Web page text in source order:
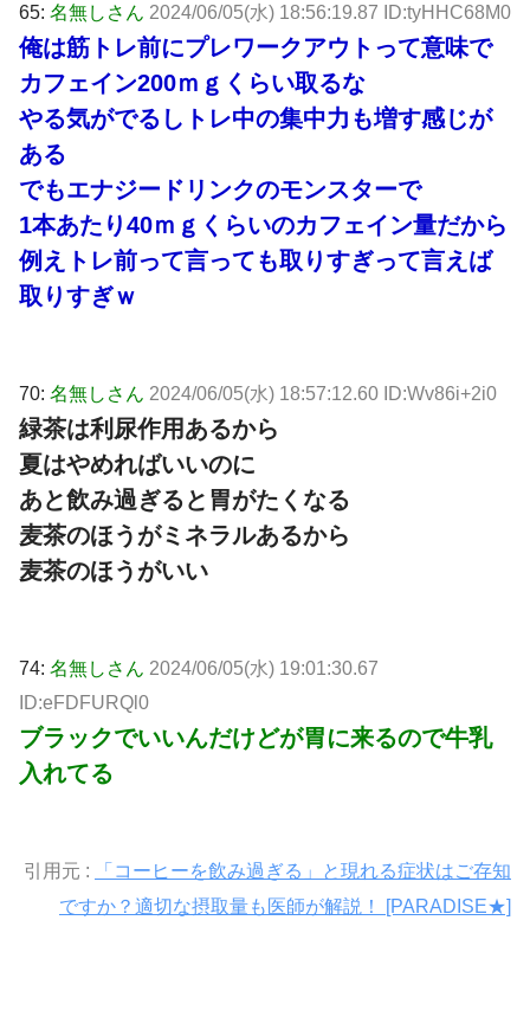
65: 名無しさん 2024/06/05(水) 18:56:19.87 ID:tyHHC68M0
俺は筋トレ前にプレワークアウトって意味で
カフェイン200ｍｇくらい取るな
やる気がでるしトレ中の集中力も増す感じが
ある
でもエナジードリンクのモンスターで
1本あたり40ｍｇくらいのカフェイン量だから
例えトレ前って言っても取りすぎって言えば
取りすぎｗ
70: 名無しさん 2024/06/05(水) 18:57:12.60 ID:Wv86i+2i0
緑茶は利尿作用あるから
夏はやめればいいのに
あと飲み過ぎると胃がたくなる
麦茶のほうがミネラルあるから
麦茶のほうがいい
74: 名無しさん 2024/06/05(水) 19:01:30.67
ID:eFDFURQl0
ブラックでいいんだけどが胃に来るので牛乳
入れてる
引用元 :
「コーヒーを飲み過ぎる」と現れる症状はご存知
ですか？適切な摂取量も医師が解説！ [PARADISE★]